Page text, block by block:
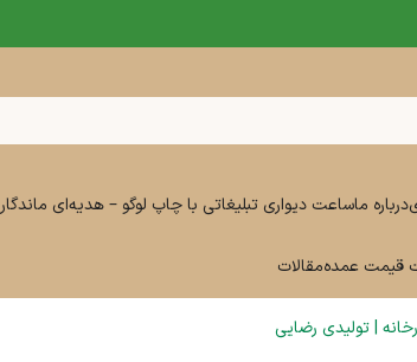
درباره ماساعت دیواری تبلیغاتی با چاپ لوگو – هدیه‌ای
قیمت عمدهمقالات
| تولیدی رضایی